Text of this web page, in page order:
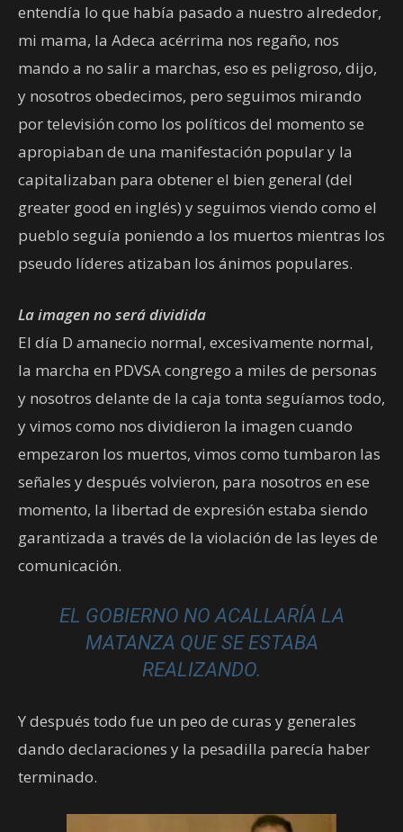
entendía lo que había pasado a nuestro alrededor,
mi mama, la Adeca acérrima nos regaño, nos
mando a no salir a marchas, eso es peligroso, dijo,
y nosotros obedecimos, pero seguimos mirando
por televisión como los políticos del momento se
apropiaban de una manifestación popular y la
capitalizaban para obtener el bien general (del
greater good en inglés) y seguimos viendo como el
pueblo seguía poniendo a los muertos mientras los
pseudo líderes atizaban los ánimos populares.
La imagen no será dividida
El día D amanecio normal, excesivamente normal,
la marcha en PDVSA congrego a miles de personas
y nosotros delante de la caja tonta seguíamos todo,
y vimos como nos dividieron la imagen cuando
empezaron los muertos, vimos como tumbaron las
señales y después volvieron, para nosotros en ese
momento, la libertad de expresión estaba siendo
garantizada a través de la violación de las leyes de
comunicación.
EL GOBIERNO NO ACALLARÍA LA
MATANZA QUE SE ESTABA
REALIZANDO.
Y después todo fue un peo de curas y generales
dando declaraciones y la pesadilla parecía haber
terminado.